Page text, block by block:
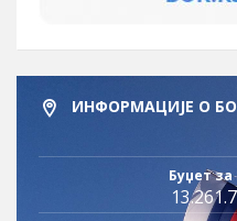
ИНФОРМАЦИЈЕ О
Буџет за